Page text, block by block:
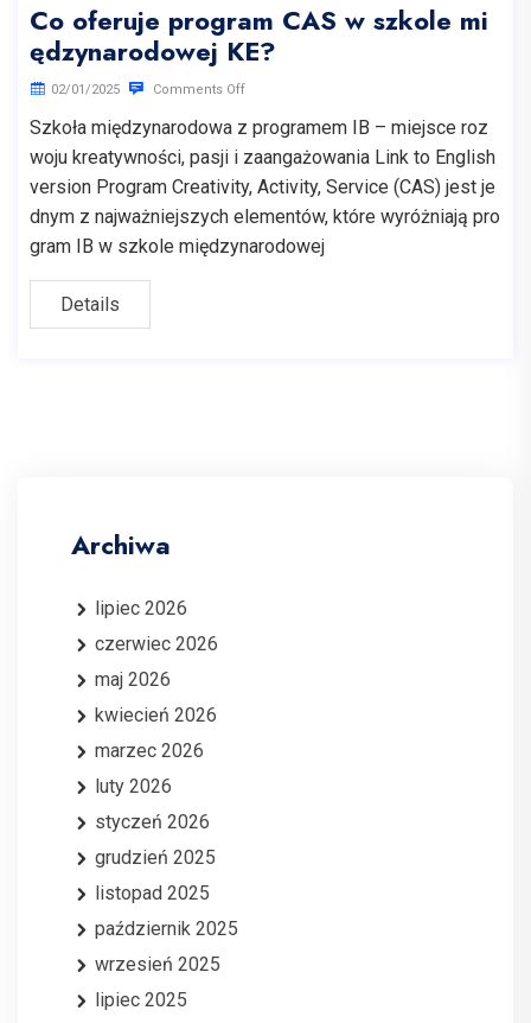
Co oferuje program CAS w szkole mi
ędzynarodowej KE?
02/01/2025 Comments Off
Szkoła międzynarodowa z programem IB – miejsce roz
woju kreatywności, pasji i zaangażowania Link to English
version Program Creativity, Activity, Service (CAS) jest je
dnym z najważniejszych elementów, które wyróżniają pro
gram IB w szkole międzynarodowej
Details
Archiwa
lipiec 2026
czerwiec 2026
maj 2026
kwiecień 2026
marzec 2026
luty 2026
styczeń 2026
grudzień 2025
listopad 2025
październik 2025
wrzesień 2025
lipiec 2025